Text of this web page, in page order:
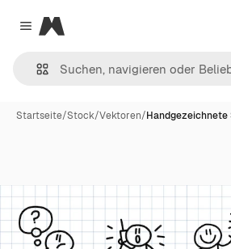
Close menu
Magnific
Startseite/Stock/Vektoren/Handgezeichnete